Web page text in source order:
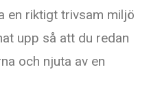
en riktigt trivsam miljö
upp så att du redan
och njuta av en